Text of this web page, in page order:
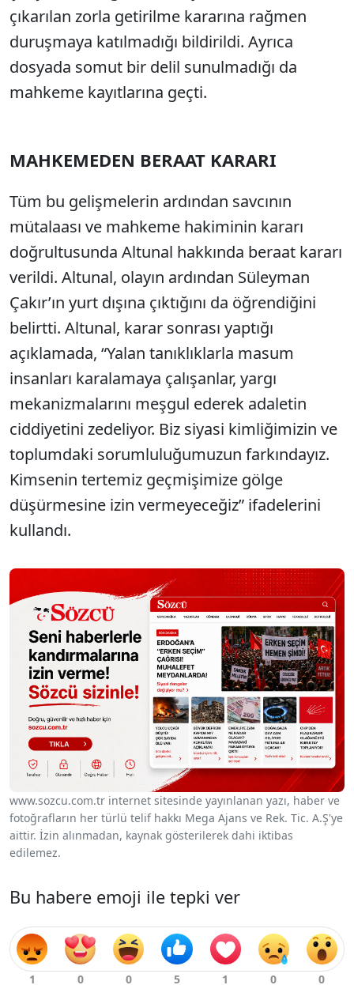
çıkarılan zorla getirilme kararına rağmen
duruşmaya katılmadığı bildirildi. Ayrıca
dosyada somut bir delil sunulmadığı da
mahkeme kayıtlarına geçti.
MAHKEMEDEN BERAAT KARARI
Tüm bu gelişmelerin ardından savcının
mütalaası ve mahkeme hakiminin kararı
doğrultusunda Altunal hakkında beraat kararı
verildi. Altunal, olayın ardından Süleyman
Çakır’ın yurt dışına çıktığını da öğrendiğini
belirtti. Altunal, karar sonrası yaptığı
açıklamada, “Yalan tanıklıklarla masum
insanları karalamaya çalışanlar, yargı
mekanizmalarını meşgul ederek adaletin
ciddiyetini zedeliyor. Biz siyasi kimliğimizin ve
toplumdaki sorumluluğumuzun farkındayız.
Kimsenin tertemiz geçmişimize gölge
düşürmesine izin vermeyeceğiz” ifadelerini
kullandı.
www.sozcu.com.tr internet sitesinde yayınlanan yazı, haber ve
fotoğrafların her türlü telif hakkı Mega Ajans ve Rek. Tic. A.Ş'ye
aittir. İzin alınmadan, kaynak gösterilerek dahi iktibas
edilemez.
Bu habere emoji ile tepki ver